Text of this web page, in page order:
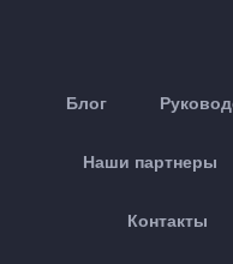
Блог
Наши партнеры
Контакты